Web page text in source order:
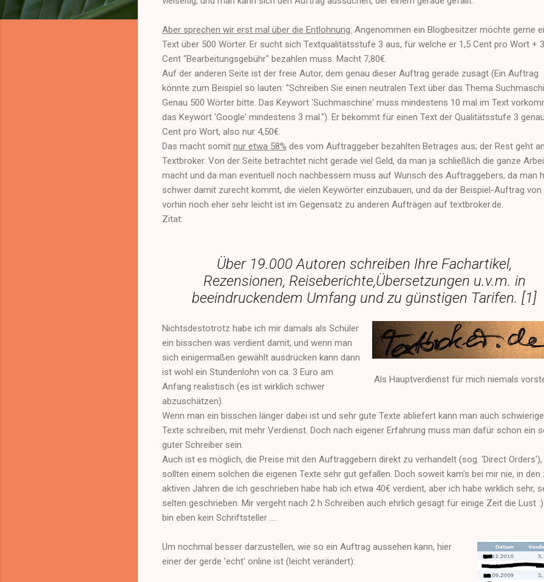
Aber sprechen wir erst mal über die Entlohnung: Angenommen ein Blogbesitzer möchte gerne
Text über 500 Wörter. Er sucht sich Textqualitätsstufe 3 aus, für welche er 1,5 Cent pro Wort +
Cent "Bearbeitungsgebühr" bezahlen muss. Macht 7,80€.
Auf der anderen Seite ist der freie Autor, dem genau dieser Auftrag gerade zusagt (Ein Auftrag
könnte zum Beispiel so lauten: "Schreiben Sie einen neutralen Text über das Thema
Genau 500 Wörter bitte. Das Keywort 'Suchmaschine' muss mindestens 10 mal im Text
das Keywort 'Google' mindestens 3 mal."). Er bekommt für einen Text der Qualitätsstufe 3
Cent pro Wort, also nur 4,50€.
Das macht somit nur etwa 58% des vom Auftraggeber bezahlten Betrages aus; der Rest geht an
Textbroker. Von der Seite betrachtet nicht gerade viel Geld, da man ja schließlich die ganze
macht und da man eventuell noch nachbessern muss auf Wunsch des Auftraggebers, da man
schwer damit zurecht kommt, die vielen Keywörter einzubauen, und da der Beispiel-Auftrag von
vorhin noch eher sehr leicht ist im Gegensatz zu anderen Aufträgen auf textbroker.de.
Zitat:
Über 19.000 Autoren schreiben Ihre Fachartikel,
Rezensionen, Reiseberichte,Übersetzungen u.v.m. in
beeindruckendem Umfang und zu günstigen Tarifen. [1]
Als Hauptverdienst für mich niemals
Nichtsdestotrotz habe ich mir damals als Schüler
ein bisschen was verdient damit, und wenn man
sich einigermaßen gewählt ausdrücken kann dann
ist wohl ein Stundenlohn von ca. 3 Euro am
Anfang realistisch (es ist wirklich schwer
abzuschätzen).
Wenn man ein bisschen länger dabei ist und sehr gute Texte abliefert kann man auch
Texte schreiben, mit mehr Verdienst. Doch nach eigener Erfahrung muss man dafür schon ein
guter Schreiber sein.
Auch ist es möglich, die Preise mit den Auftraggebern direkt zu verhandelt (sog. 'Direct Orders'),
sollten einem solchen die eigenen Texte sehr gut gefallen. Doch soweit kam's bei mir nie, in den
aktiven Jahren die ich geschrieben habe hab ich etwa 40€ verdient, aber ich habe wirklich sehr,
selten geschrieben. Mir vergeht nach 2 h Schreiben auch ehrlich gesagt für einige Zeit die Lust
bin eben kein Schriftsteller ....
Um nochmal besser darzustellen, wie so ein Auftrag aussehen kann, hier
einer der gerde 'echt' online ist (leicht verändert):